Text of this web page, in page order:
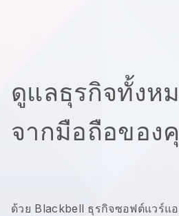
ดูแลธุรกิจทั้ง
จากมือถือของ
ด้วย Blackbell ธุรกิจซอฟต์แวร์แ